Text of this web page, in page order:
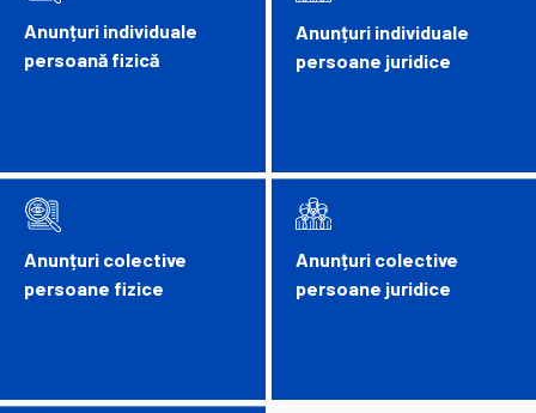
Anunțuri individuale
persoană fizică
Anunțuri colective
persoane fizice
Anunțuri individuale
persoane juridice
Anunțuri colective
persoane juridice